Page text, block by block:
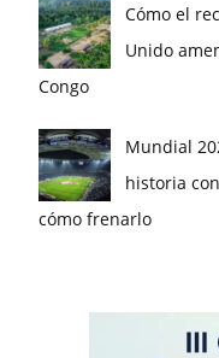
Cómo el
Unido
Congo
Mundial
historia
cómo frenarlo